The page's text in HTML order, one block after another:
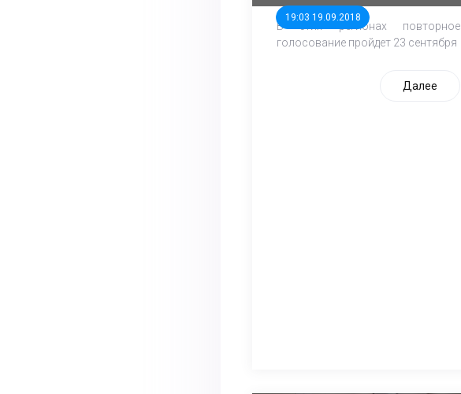
19:03 19.09.2018
В этих регионах повторное
голосование пройдет 23 сентября
Далее